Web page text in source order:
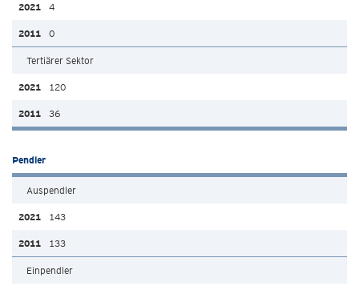
4
0
Tertiärer Sektor
120
36
Pendler
Auspendler
143
133
Einpendler